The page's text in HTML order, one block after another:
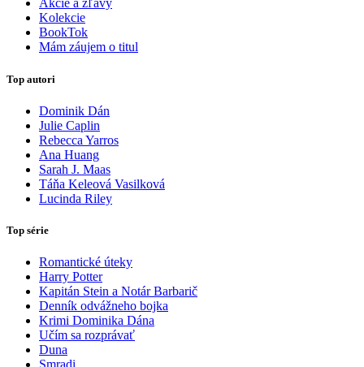
Akcie a zľavy
Kolekcie
BookTok
Mám záujem o titul
Top autori
Dominik Dán
Julie Caplin
Rebecca Yarros
Ana Huang
Sarah J. Maas
Táňa Keleová Vasilková
Lucinda Riley
Top série
Romantické úteky
Harry Potter
Kapitán Stein a Notár Barbarič
Denník odvážneho bojka
Krimi Dominika Dána
Učím sa rozprávať
Duna
Smradi